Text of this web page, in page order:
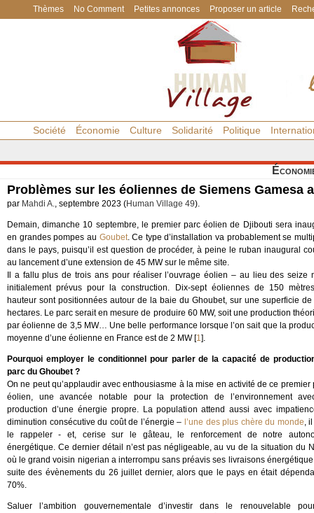
Thèmes No Comment Petites annonces Proposer un article
Société Économie Culture Solidarité Politique
Problèmes sur les éoliennes de Siemens Gamesa
par Mahdi A., septembre 2023 (Human Village 49).
Demain, dimanche 10 septembre, le premier parc éolien de Djibouti sera
en grandes pompes au Goubet. Ce type d’installation va probablement se
dans le pays, puisqu’il est question de procéder, à peine le ruban inaugural
au lancement d’une extension de 45 MW sur le même site.
Il a fallu plus de trois ans pour réaliser l’ouvrage éolien – au lieu des seize
initialement prévus pour la construction. Dix-sept éoliennes de 150
hauteur sont positionnées autour de la baie du Ghoubet, sur une superficie de
hectares. Le parc serait en mesure de produire 60 MW, soit une production
par éolienne de 3,5 MW… Une belle performance lorsque l’on sait que la
moyenne d’une éolienne en France est de 2 MW[1].
Pourquoi employer le conditionnel pour parler de la capacité de
parc du Ghoubet ?
On ne peut qu’applaudir avec enthousiasme à la mise en activité de ce premier
éolien, une avancée notable pour la protection de l’environnement
production d’une énergie propre. La population attend aussi avec
diminution consécutive du coût de l’énergie – l’une des plus chère du monde,
le rappeler - et, cerise sur le gâteau, le renforcement de notre
énergétique. Ce dernier détail n’est pas négligeable, au vu de la situation du
où le grand voisin nigerian a interrompu sans préavis ses livraisons
suite des évènements du 26 juillet dernier, alors que le pays en était
70%.
Saluer l’ambition gouvernementale d’investir dans le renouvelable